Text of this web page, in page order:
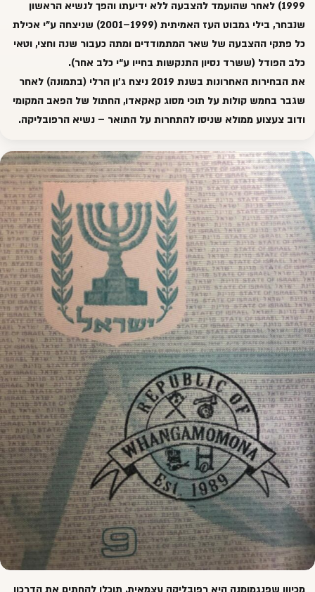
1999) לאחר שהועמד להצבעה ללא ידיעתו והפך לנשיא הראשון
שנבחר, בילי גמבוט העז האמיתית (1999–2001) שניצחה ע"י אכילת
כל פתקי ההצבעה של שאר המתמודדים ומתה כעבור שנה וחצי, וטאי
כלב הפודל (ששרד נסיון התנקשות בחייו ע“י כלב אחר).
את הבחירות האחרונות בשנת 2019 ניצח ג'ון הרלי (בתמונה) לאחר
שגבר בחמש קולות על תוכי מסוג קאקאדו, החתול של הפאב המקומי
ודוב צעצוע ממולא שניסו להתחרות על התואר – נשיא הרפובליקה.‎